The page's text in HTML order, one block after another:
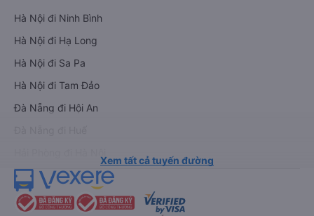
Hà Nội đi Ninh Bình
Hà Nội đi Hạ Long
Hà Nội đi Sa Pa
Hà Nội đi Tam Đảo
Đà Nẵng đi Hội An
Xem tất cả tuyến đường